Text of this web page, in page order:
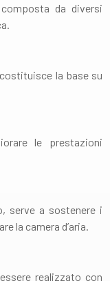
da diversi
la base su
le prestazioni
serve a sostenere i
la camera d’aria.
realizzato con